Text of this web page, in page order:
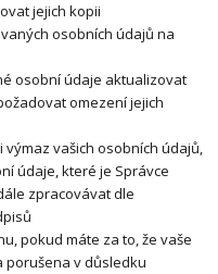
jejich kopii
osobních údajů na
osobní údaje aktualizovat
omezení jejich
vašich osobních údajů,
údaje, které je Správce
zpracovávat dle
pokud máte za to, že vaše
porušena v důsledku